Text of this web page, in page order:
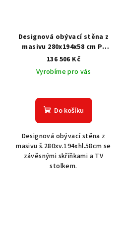
Designová obývací stěna z
masivu 280x194x58 cm P-
7187
136 506 Kč
Vyrobíme pro vás
Do košíku
Designová obývací stěna z
masivu š.280xv.194xhl.58cm se
závěsnými skříňkami a TV
stolkem.